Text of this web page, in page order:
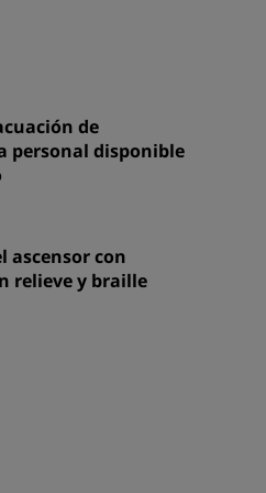
de
personal disponible
ascensor con
relieve y braille